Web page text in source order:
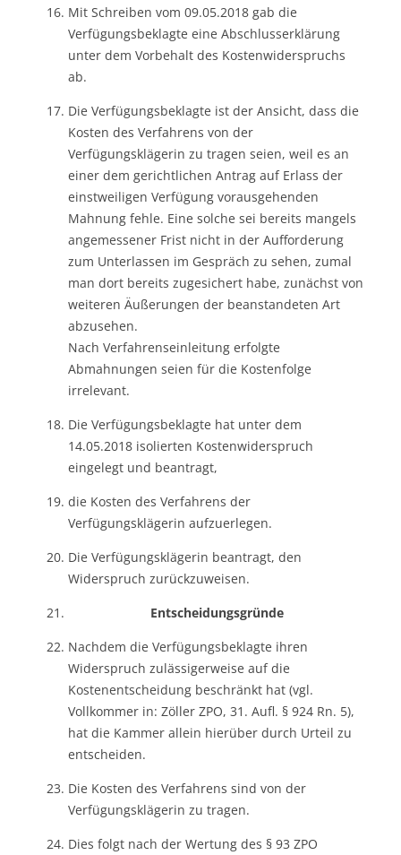
Mit Schreiben vom 09.05.2018 gab die
Verfügungsbeklagte eine Abschlusserklärung
unter dem Vorbehalt des Kostenwiderspruchs
ab.
Die Verfügungsbeklagte ist der Ansicht, dass die
Kosten des Verfahrens von der
Verfügungsklägerin zu tragen seien, weil es an
einer dem gerichtlichen Antrag auf Erlass der
einstweiligen Verfügung vorausgehenden
Mahnung fehle. Eine solche sei bereits mangels
angemessener Frist nicht in der Aufforderung
zum Unterlassen im Gespräch zu sehen, zumal
man dort bereits zugesichert habe, zunächst von
weiteren Äußerungen der beanstandeten Art
abzusehen.
Nach Verfahrenseinleitung erfolgte
Abmahnungen seien für die Kostenfolge
irrelevant.
Die Verfügungsbeklagte hat unter dem
14.05.2018 isolierten Kostenwiderspruch
eingelegt und beantragt,
die Kosten des Verfahrens der
Verfügungsklägerin aufzuerlegen.
Die Verfügungsklägerin beantragt, den
Widerspruch zurückzuweisen.
Entscheidungsgründe
Nachdem die Verfügungsbeklagte ihren
Widerspruch zulässigerweise auf die
Kostenentscheidung beschränkt hat (vgl.
Vollkommer in: Zöller ZPO, 31. Aufl. § 924 Rn. 5),
hat die Kammer allein hierüber durch Urteil zu
entscheiden.
Die Kosten des Verfahrens sind von der
Verfügungsklägerin zu tragen.
Dies folgt nach der Wertung des § 93 ZPO